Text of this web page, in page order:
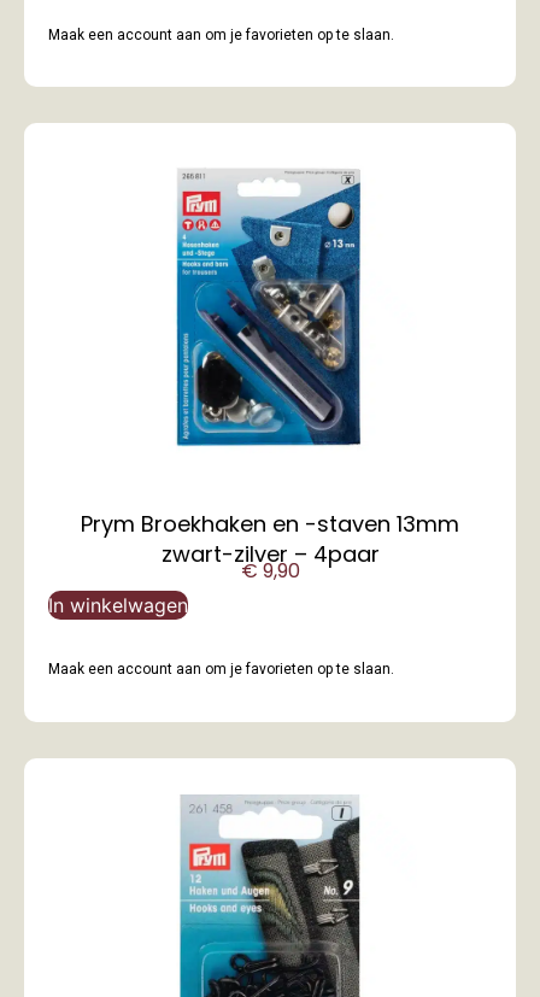
Maak een account aan om je favorieten op te slaan.
Prym Broekhaken en -staven 13mm
zwart-zilver – 4paar
€9,90
In winkelwagen
Maak een account aan om je favorieten op te slaan.